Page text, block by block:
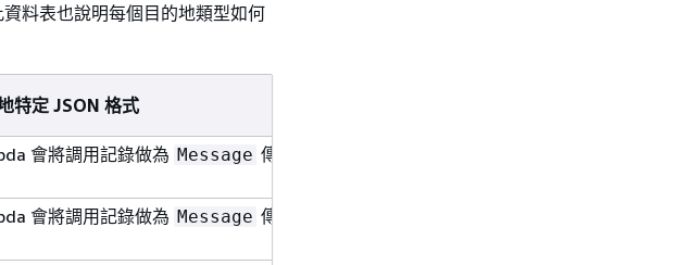
料表也說明每個目的地類型如何
特定 JSON 格式
會將調用記錄做為 Message 傳遞至目的地。
會將調用記錄做為 Message 傳遞至目的地。